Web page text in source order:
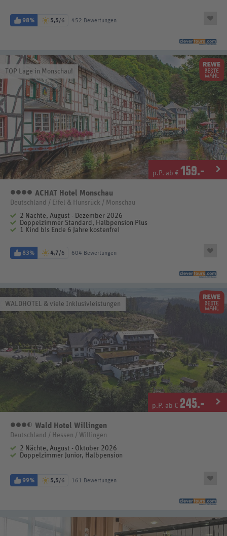
98% 5,5/6 452 Bewertungen
TOP Lage in Monschau!
p.P. ab € 159.-
4 Sterne
ACHAT Hotel Monschau
Deutschland / Eifel & Hunsrück / Monschau
2 Nächte, August - Dezember 2026
Doppelzimmer Standard, Halbpension Plus
1 Kind bis Ende 6 Jahre kostenfrei
83% 4,7/6 604 Bewertungen
WALDHOTEL & viele Inklusivleistungen
p.P. ab € 245.-
3,5 Sterne
Wald Hotel Willingen
Deutschland / Hessen / Willingen
2 Nächte, August - Oktober 2026
Doppelzimmer Junior, Halbpension
99% 5,5/6 161 Bewertungen